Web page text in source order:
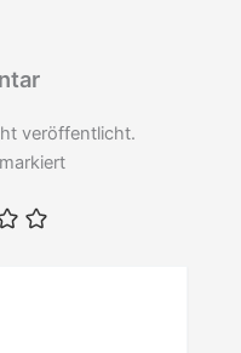
veröffentlicht.
markiert